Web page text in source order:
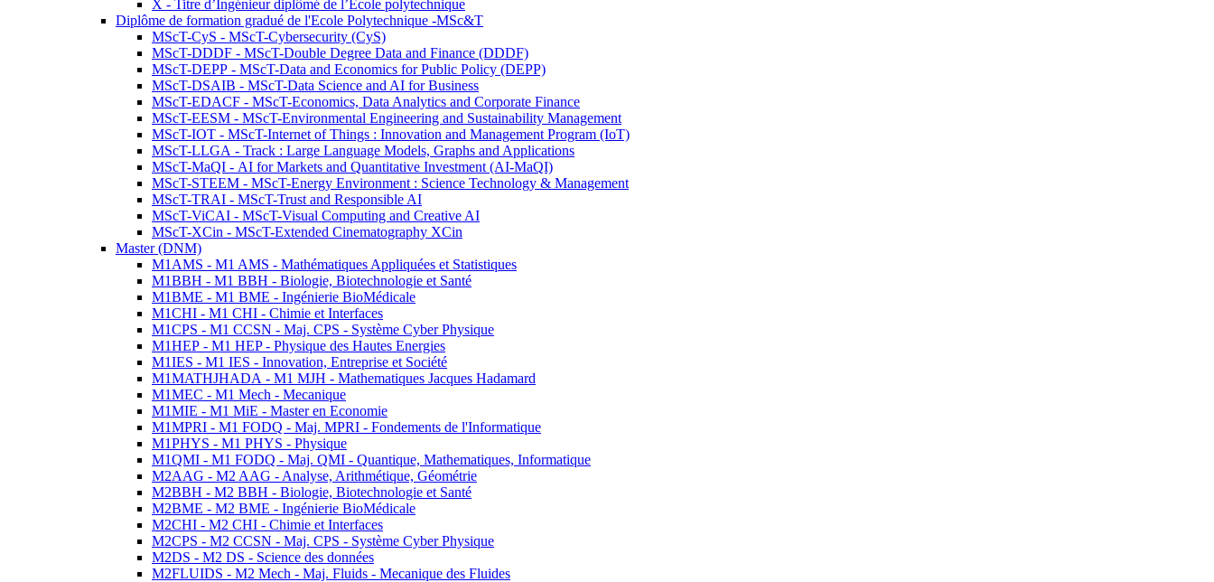
X - Titre d’Ingénieur diplômé de l’École polytechnique
Diplôme de formation gradué de l'Ecole Polytechnique -MSc&T
MScT-CyS - MScT-Cybersecurity (CyS)
MScT-DDDF - MScT-Double Degree Data and Finance (DDDF)
MScT-DEPP - MScT-Data and Economics for Public Policy (DEPP)
MScT-DSAIB - MScT-Data Science and AI for Business
MScT-EDACF - MScT-Economics, Data Analytics and Corporate Finance
MScT-EESM - MScT-Environmental Engineering and Sustainability Management
MScT-IOT - MScT-Internet of Things : Innovation and Management Program (IoT)
MScT-LLGA - Track : Large Language Models, Graphs and Applications
MScT-MaQI - AI for Markets and Quantitative Investment (AI-MaQI)
MScT-STEEM - MScT-Energy Environment : Science Technology & Management
MScT-TRAI - MScT-Trust and Responsible AI
MScT-ViCAI - MScT-Visual Computing and Creative AI
MScT-XCin - MScT-Extended Cinematography XCin
Master (DNM)
M1AMS - M1 AMS - Mathématiques Appliquées et Statistiques
M1BBH - M1 BBH - Biologie, Biotechnologie et Santé
M1BME - M1 BME - Ingénierie BioMédicale
M1CHI - M1 CHI - Chimie et Interfaces
M1CPS - M1 CCSN - Maj. CPS - Système Cyber Physique
M1HEP - M1 HEP - Physique des Hautes Energies
M1IES - M1 IES - Innovation, Entreprise et Société
M1MATHJHADA - M1 MJH - Mathematiques Jacques Hadamard
M1MEC - M1 Mech - Mecanique
M1MIE - M1 MiE - Master en Economie
M1MPRI - M1 FODQ - Maj. MPRI - Fondements de l'Informatique
M1PHYS - M1 PHYS - Physique
M1QMI - M1 FODQ - Maj. QMI - Quantique, Mathematiques, Informatique
M2AAG - M2 AAG - Analyse, Arithmétique, Géométrie
M2BBH - M2 BBH - Biologie, Biotechnologie et Santé
M2BME - M2 BME - Ingénierie BioMédicale
M2CHI - M2 CHI - Chimie et Interfaces
M2CPS - M2 CCSN - Maj. CPS - Système Cyber Physique
M2DS - M2 DS - Science des données
M2FLUIDS - M2 Mech - Maj. Fluids - Mecanique des Fluides